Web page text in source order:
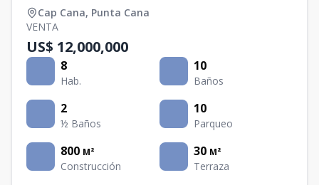
Cap Cana, Punta Cana
VENTA
US$ 12,000,000
8
Hab.
10
Baños
2
½ Baños
10
Parqueo
800 M²
Construcción
30 M²
Terraza